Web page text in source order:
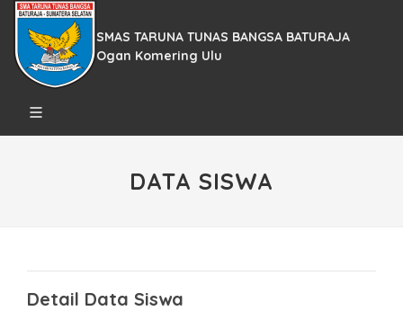
SMAS TARUNA TUNAS BANGSA BATURAJA
Ogan Komering Ulu
DATA SISWA
Detail Data Siswa